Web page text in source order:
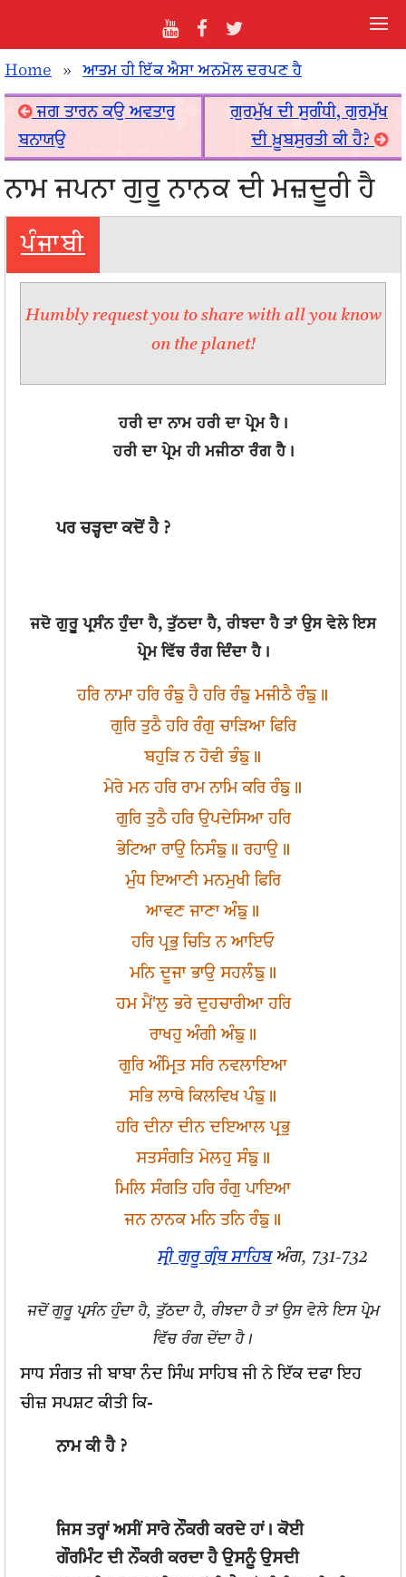
Home » ਆਤਮ ਹੀ ਇੱਕ ਐਸਾ ਅਨਮੋਲ ਦਰਪਣ ਹੈ
ਜਗ ਤਾਰਨ ਕਉ ਅਵਤਾਰੁ
ਬਨਾਯਉ
ਗੁਰਮੁੱਖ ਦੀ ਸੁਗੰਧੀ, ਗੁਰਮੁੱਖ
ਦੀ ਖ਼ੂਬਸੁਰਤੀ ਕੀ ਹੈ?
ਨਾਮ ਜਪਨਾ ਗੁਰੂ ਨਾਨਕ ਦੀ ਮਜ਼ਦੂਰੀ ਹੈ
ਪੰਜਾਬੀ
Humbly request you to share with all you know
on the planet!
ਹਰੀ ਦਾ ਨਾਮ ਹਰੀ ਦਾ ਪ੍ਰੇਮ ਹੈ।
ਹਰੀ ਦਾ ਪ੍ਰੇਮ ਹੀ ਮਜੀਠਾ ਰੰਗ ਹੈ।
ਪਰ ਚੜ੍ਹਦਾ ਕਦੋਂ ਹੈ ?
ਜਦੋ ਗੁਰੂ ਪ੍ਰਸੰਨ ਹੁੰਦਾ ਹੈ, ਤੁੱਠਦਾ ਹੈ, ਰੀਝਦਾ ਹੈ ਤਾਂ ਉਸ ਵੇਲੇ ਇਸ
ਪ੍ਰੇਮ ਵਿੱਚ ਰੰਗ ਦਿੰਦਾ ਹੈ।
ਹਰਿ ਨਾਮਾ ਹਰਿ ਰੰਙੁ ਹੈ ਹਰਿ ਰੰਙੁ ਮਜੀਠੈ ਰੰਙੁ॥
ਗੁਰਿ ਤੁਠੈ ਹਰਿ ਰੰਗੁ ਚਾੜਿਆ ਫਿਰਿ
ਬਹੁੜਿ ਨ ਹੋਵੀ ਭੰਙੁ॥
ਮੇਰੇ ਮਨ ਹਰਿ ਰਾਮ ਨਾਮਿ ਕਰਿ ਰੰਙੁ॥
ਗੁਰਿ ਤੁਠੈ ਹਰਿ ਉਪਦੇਸਿਆ ਹਰਿ
ਭੇਟਿਆ ਰਾਉ ਨਿਸੰਙੁ॥ ਰਹਾਉ॥
ਮੁੰਧ ਇਆਣੀ ਮਨਮੁਖੀ ਫਿਰਿ
ਆਵਣ ਜਾਣਾ ਅੰਙੁ॥
ਹਰਿ ਪ੍ਰਭੁ ਚਿਤਿ ਨ ਆਇਓ
ਮਨਿ ਦੂਜਾ ਭਾਉ ਸਹਲੰਙੁ॥
ਹਮ ਮੈਂ'ਲੁ ਭਰੇ ਦੁਹਚਾਰੀਆ ਹਰਿ
ਰਾਖਹੁ ਅੰਗੀ ਅੰਙੁ॥
ਗੁਰਿ ਅੰਮ੍ਰਿਤ ਸਰਿ ਨਵਲਾਇਆ
ਸਭਿ ਲਾਥੇ ਕਿਲਵਿਖ ਪੰਙੁ॥
ਹਰਿ ਦੀਨਾ ਦੀਨ ਦਇਆਲ ਪ੍ਰਭੁ
ਸਤਸੰਗਤਿ ਮੇਲਹੁ ਸੰਙੁ॥
ਮਿਲਿ ਸੰਗਤਿ ਹਰਿ ਰੰਗੁ ਪਾਇਆ
ਜਨ ਨਾਨਕ ਮਨਿ ਤਨਿ ਰੰਙੁ॥
ਸ੍ਰੀ ਗੁਰੂ ਗ੍ਰੰਥ ਸਾਹਿਬਅੰਗ, 731-732
ਜਦੋਂ ਗੁਰੂ ਪ੍ਰਸੰਨ ਹੁੰਦਾ ਹੈ, ਤੁੱਠਦਾ ਹੈ, ਰੀਝਦਾ ਹੈ ਤਾਂ ਉਸ ਵੇਲੇ ਇਸ ਪ੍ਰੇਮ
ਵਿੱਚ ਰੰਗ ਦੇਂਦਾ ਹੈ।
ਸਾਧ ਸੰਗਤ ਜੀ ਬਾਬਾ ਨੰਦ ਸਿੰਘ ਸਾਹਿਬ ਜੀ ਨੇ ਇੱਕ ਦਫਾ ਇਹ
ਚੀਜ਼ ਸਪਸ਼ਟ ਕੀਤੀ ਕਿ-
ਨਾਮ ਕੀ ਹੈ ?
ਜਿਸ ਤਰ੍ਹਾਂ ਅਸੀਂ ਸਾਰੇ ਨੌਕਰੀ ਕਰਦੇ ਹਾਂ। ਕੋਈ
ਗੌਰਮਿੰਟ ਦੀ ਨੌਕਰੀ ਕਰਦਾ ਹੈ ਉਸਨੂੰ ਉਸਦੀ